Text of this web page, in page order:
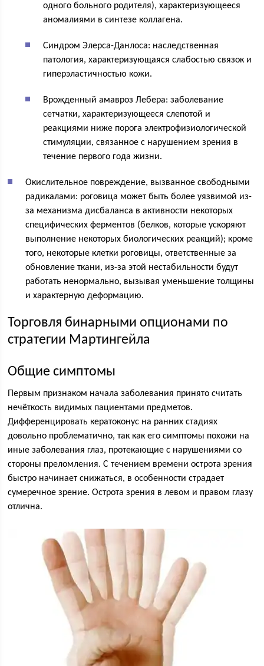
одного больного родителя), характеризующееся
аномалиями в синтезе коллагена.
Синдром Элерса-Данлоса: наследственная
патология, характеризующаяся слабостью связок и
гиперэластичностью кожи.
Врожденный амавроз Лебера: заболевание
сетчатки, характеризующееся слепотой и
реакциями ниже порога электрофизиологической
стимуляции, связанное с нарушением зрения в
течение первого года жизни.
Окислительное повреждение, вызванное свободными
радикалами: роговица может быть более уязвимой из-
за механизма дисбаланса в активности некоторых
специфических ферментов (белков, которые ускоряют
выполнение некоторых биологических реакций); кроме
того, некоторые клетки роговицы, ответственные за
обновление ткани, из-за этой нестабильности будут
работать ненормально, вызывая уменьшение толщины
и характерную деформацию.
Торговля бинарными опционами по
стратегии Мартингейла
Общие симптомы
Первым признаком начала заболевания принято считать
нечёткость видимых пациентами предметов.
Дифференцировать кератоконус на ранних стадиях
довольно проблематично, так как его симптомы похожи на
иные заболевания глаз, протекающие с нарушениями со
стороны преломления. С течением времени острота зрения
быстро начинает снижаться, в особенности страдает
сумеречное зрение. Острота зрения в левом и правом глазу
отлична.